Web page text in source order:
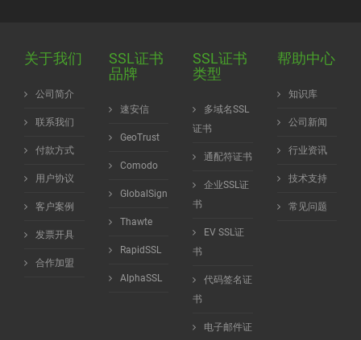
关于我们
公司简介
联系我们
付款方式
用户协议
客户案例
发票开具
合作加盟
SSL证书
品牌
速安信
GeoTrust
Comodo
GlobalSign
Thawte
RapidSSL
AlphaSSL
SSL证书
类型
多域名SSL
证书
通配符证书
企业SSL证
书
EV SSL证
书
代码签名证
书
电子邮件证
帮助中心
知识库
公司新闻
行业资讯
技术支持
常见问题